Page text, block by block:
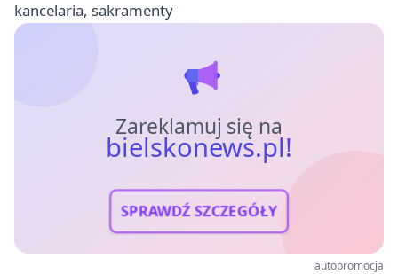
kancelaria, sakramenty
Zareklamuj się na
bielskonews.pl!
SPRAWDŹ SZCZEGÓŁY
autopromocja